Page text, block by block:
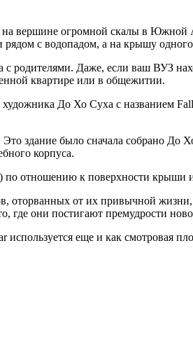
вершине огромной скалы в
с водопадом, а на крышу
Даже, если ваш ВУЗ
квартире или в общежитии.
До Хо Суха с названием
здание было сначала собрано
корпуса.
отношению к поверхности крыши
оторванных от их привычной
где они постигают премудрости
используется еще и как смотровая